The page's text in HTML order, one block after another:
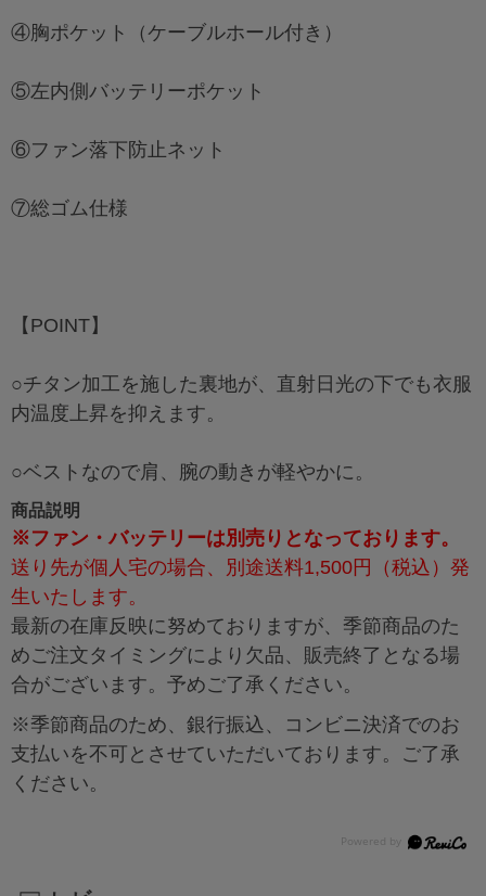
④胸ポケット（ケーブルホール付き）
⑤左内側バッテリーポケット
⑥ファン落下防止ネット
⑦総ゴム仕様
【POINT】
○チタン加工を施した裏地が、直射日光の下でも衣服
内温度上昇を抑えます。
○ベストなので肩、腕の動きが軽やかに。
商品説明
※ファン・バッテリーは別売りとなっております。
送り先が個人宅の場合、別途送料1,500円（税込）発
生いたします。
最新の在庫反映に努めておりますが、季節商品のた
めご注文タイミングにより欠品、販売終了となる場
合がございます。予めご了承ください。
※季節商品のため、銀行振込、コンビニ決済でのお
支払いを不可とさせていただいております。ご了承
ください。